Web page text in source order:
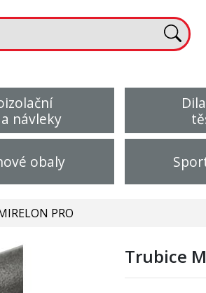
návleky
obaly
PRO
Trubice